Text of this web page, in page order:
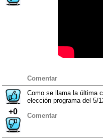
Comentar
+0
Como se llama la última
elección programa del 5/
Comentar